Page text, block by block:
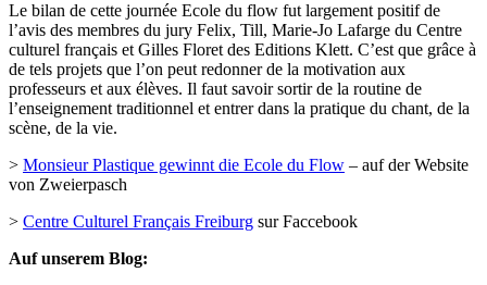
Le bilan de cette journée Ecole du flow fut largement positif de
l’avis des membres du jury Felix, Till, Marie-Jo Lafarge du Centre
culturel français et Gilles Floret des Editions Klett. C’est que grâce à
de tels projets que l’on peut redonner de la motivation aux
professeurs et aux élèves. Il faut savoir sortir de la routine de
l’enseignement traditionnel et entrer dans la pratique du chant, de la
scène, de la vie.
> Monsieur Plastique gewinnt die Ecole du Flow – auf der Website
von Zweierpasch
> Centre Culturel Français Freiburg sur Faccebook
Auf unserem Blog: